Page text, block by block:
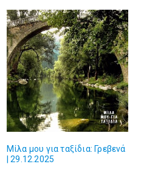
Μίλα μου για ταξίδια: Γρεβενά
| 29.12.2025